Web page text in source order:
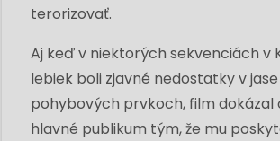
terorizovať.
Aj keď v niektorých sekvenciách v
lebiek boli zjavné nedostatky v
pohybových prvkoch, film dokázal
hlavné publikum tým, že mu